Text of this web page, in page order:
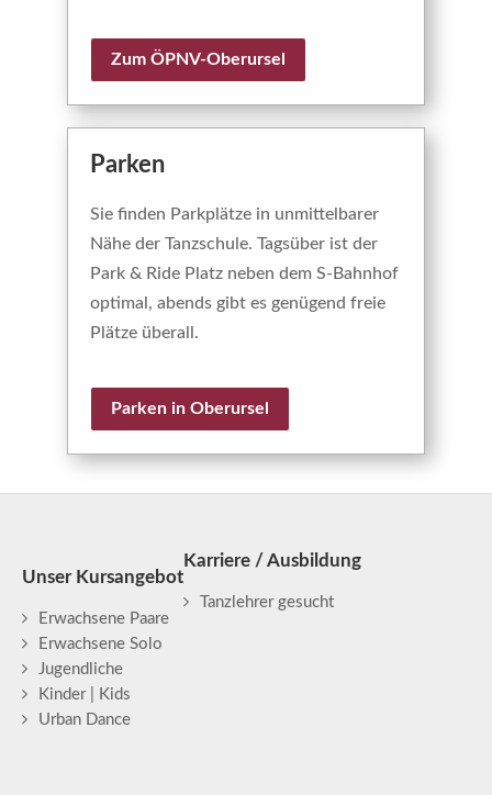
Zum ÖPNV-Oberursel
Parken
Sie finden Parkplätze in unmittelbarer
Nähe der Tanzschule. Tagsüber ist der
Park & Ride Platz neben dem S-Bahnhof
optimal, abends gibt es genügend freie
Plätze überall.
Parken in Oberursel
Unser Kursangebot
Erwachsene Paare
Erwachsene Solo
Jugendliche
Kinder | Kids
Urban Dance
Karriere / Ausbildung
Tanzlehrer gesucht